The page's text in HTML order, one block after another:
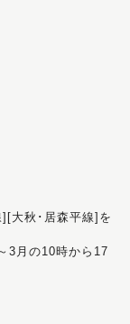
大秋･居森平線]を
3月の10時から17